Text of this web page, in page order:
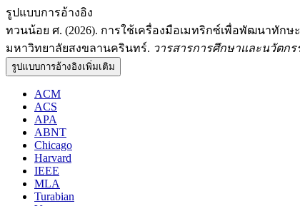
รูปแบบการอ้างอิง
ทวนน้อย ศ. (2026). การใช้เครื่องมือเมทริกซ์เพื่อพัฒนาทั
มหาวิทยาลัยสงขลานครินทร์. วารสารการศึกษาและนวัตกร
รูปแบบการอ้างอิงเพิ่มเติม
ACM
ACS
APA
ABNT
Chicago
Harvard
IEEE
MLA
Turabian